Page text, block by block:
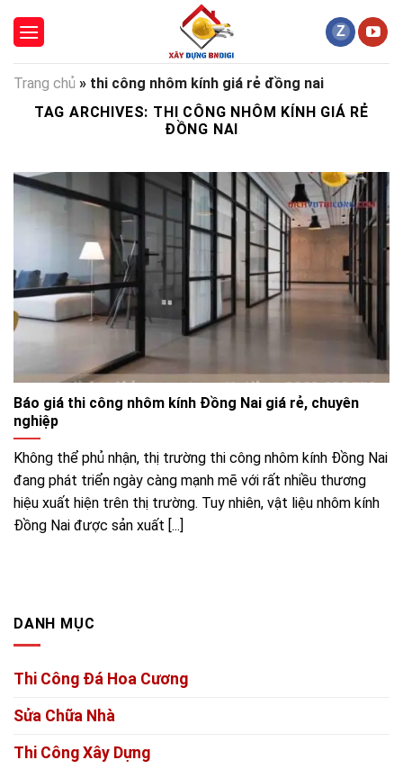
Trang chủ » thi công nhôm kính giá rẻ đồng nai
TAG ARCHIVES: THI CÔNG NHÔM KÍNH GIÁ RẺ
ĐỒNG NAI
Báo giá thi công nhôm kính Đồng Nai giá rẻ, chuyên
nghiệp
Không thể phủ nhận, thị trường thi công nhôm kính Đồng Nai
đang phát triển ngày càng mạnh mẽ với rất nhiều thương
hiệu xuất hiện trên thị trường. Tuy nhiên, vật liệu nhôm kính
Đồng Nai được sản xuất [...]
DANH MỤC
Thi Công Đá Hoa Cương
Sửa Chữa Nhà
Thi Công Xây Dựng